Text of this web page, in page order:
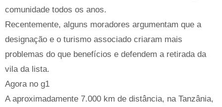
comunidade todos os anos.
Recentemente, alguns moradores argumentam que a
designação e o turismo associado criaram mais
problemas do que benefícios e defendem a retirada da
vila da lista.
Agora no g1
A aproximadamente 7.000 km de distância, na Tanzânia,